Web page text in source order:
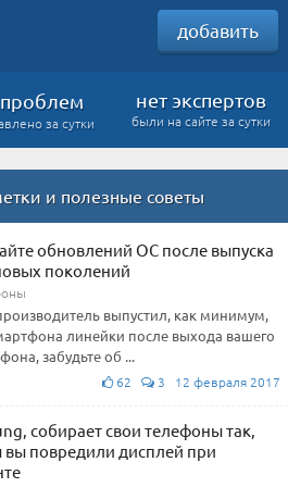
добавить
за сутки
нет экспертов
были на сайте за сутки
и полезные советы
обновлений ОС после выпуска
поколений
выпустил, как минимум,
линейки после выхода вашего
забудьте об ...
62 3 12 февраля 2017
собирает свои телефоны так,
вы повредили дисплей при